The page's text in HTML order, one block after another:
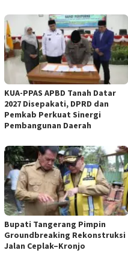
KUA-PPAS APBD Tanah Datar
2027 Disepakati, DPRD dan
Pemkab Perkuat Sinergi
Pembangunan Daerah
Bupati Tangerang Pimpin
Groundbreaking Rekonstruksi
Jalan Ceplak–Kronjo